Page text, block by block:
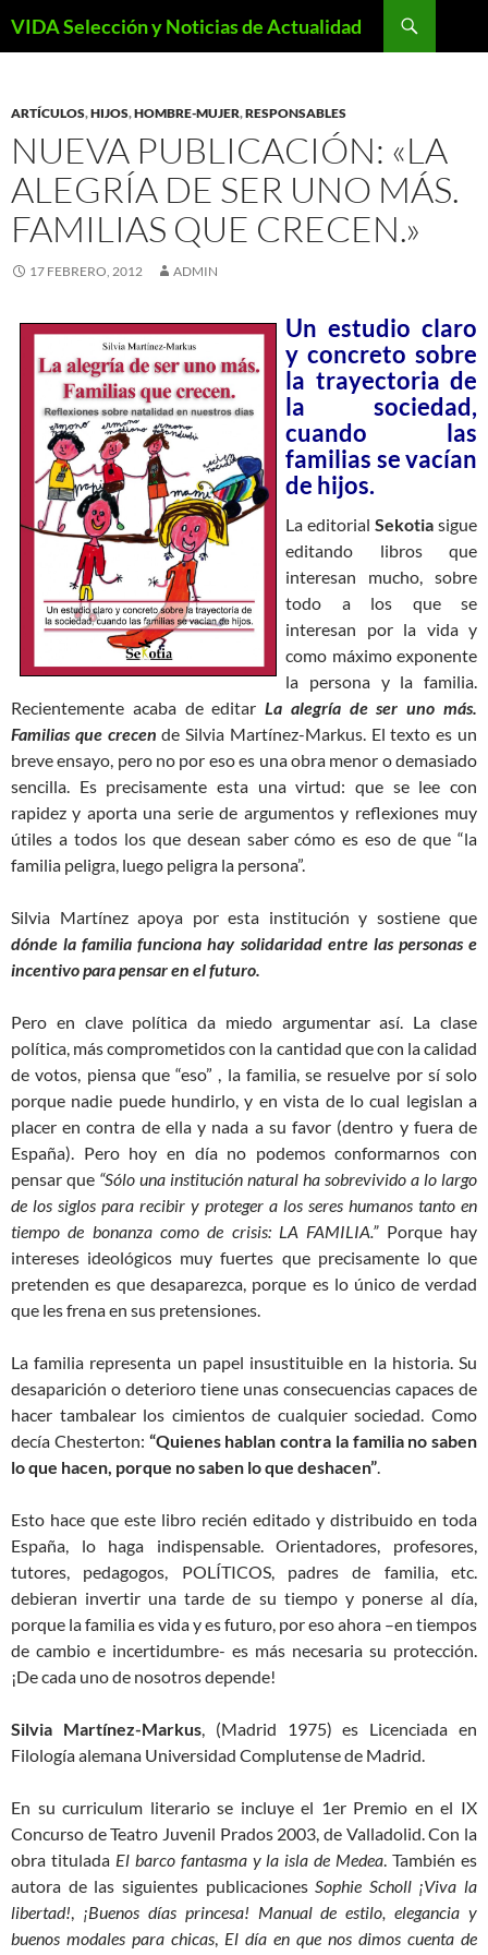
VIDA Selección y Noticias de Actualidad
ARTÍCULOS,HIJOS,HOMBRE-MUJER,RESPONSABLES
NUEVA PUBLICACIÓN: «LA
ALEGRÍA DE SER UNO MÁS.
FAMILIAS QUE CRECEN.»
17 FEBRERO, 2012 ADMIN
Un estudio claro
y concreto sobre
la trayectoria de
la sociedad,
cuando las
familias se vacían
de hijos.
La editorial Sekotia sigue
editando libros que
interesan mucho, sobre
todo a los que se
interesan por la vida y
como máximo exponente
la persona y la familia.
Recientemente acaba de editarLa alegría de ser uno más.
Familias que crecen de Silvia Martínez-Markus. El texto es un
breve ensayo, pero no por eso es una obra menor o demasiado
sencilla. Es precisamente esta una virtud: que se lee con
rapidez y aporta una serie de argumentos y reflexiones muy
útiles a todos los que desean saber cómo es eso de que “la
familia peligra, luego peligra la persona”.
Silvia Martínez apoya por esta institución y sostiene que
dónde la familia funciona hay solidaridad entre las personas e
incentivo para pensar en el futuro.
Pero en clave política da miedo argumentar así. La clase
política, más comprometidos con la cantidad que con la calidad
de votos, piensa que “eso” , la familia, se resuelve por sí solo
porque nadie puede hundirlo, y en vista de lo cual legislan a
placer en contra de ella y nada a su favor (dentro y fuera de
España). Pero hoy en día no podemos conformarnos con
pensar que “Sólo una institución natural ha sobrevivido a lo largo
de los siglos para recibir y proteger a los seres humanos tanto en
tiempo de bonanza como de crisis: LA FAMILIA.”Porque hay
intereses ideológicos muy fuertes que precisamente lo que
pretenden es que desaparezca, porque es lo único de verdad
que les frena en sus pretensiones.
La familia representa un papel insustituible en la historia. Su
desaparición o deterioro tiene unas consecuencias capaces de
hacer tambalear los cimientos de cualquier sociedad. Como
decía Chesterton: “Quienes hablan contra la familia no saben
lo que hacen, porque no saben lo que deshacen”.
Esto hace que este libro recién editado y distribuido en toda
España, lo haga indispensable. Orientadores, profesores,
tutores, pedagogos, POLÍTICOS, padres de familia, etc.
debieran invertir una tarde de su tiempo y ponerse al día,
porque la familia es vida y es futuro, por eso ahora –en tiempos
de cambio e incertidumbre- es más necesaria su protección.
¡De cada uno de nosotros depende!
Silvia Martínez-Markus, (Madrid 1975) es Licenciada en
Filología alemana Universidad Complutense de Madrid.
En su curriculum literario se incluye el 1er Premio en el IX
Concurso de Teatro Juvenil Prados 2003, de Valladolid. Con la
obra titulada El barco fantasma y la isla de Medea. También es
autora de las siguientes publicacionesSophie Scholl ¡Viva la
libertad!, ¡Buenos días princesa! Manual de estilo, elegancia y
buenos modales para chicas, El día en que nos dimos cuenta de